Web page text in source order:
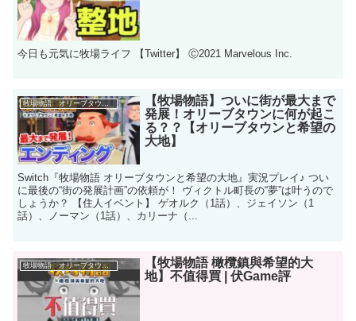
今日も元気に牧場ライフ 【Twitter】 Ⓒ2021 Marvelous Inc.
【牧場物語】ついに街が最大まで
発展！オリーブタウンに何が起こ
る？？【オリーブタウンと希望の
大地】
Switch『牧場物語 オリーブタウンと希望の大地』実況プレイ♪ つい
に最後の“街の発展計画”の依頼が！ ヴィクトル町長の“夢”は叶うので
しょうか？ 【住人イベント】 ゲオルク（1話）、ジェイソン（1
話）、ノーマン（1話）、カリーナ（...
牧場物語 オリーブタウンと希望の大地
【牧場物語 橄欖鎮與希望的大
地】不值得買 | 伏Game評